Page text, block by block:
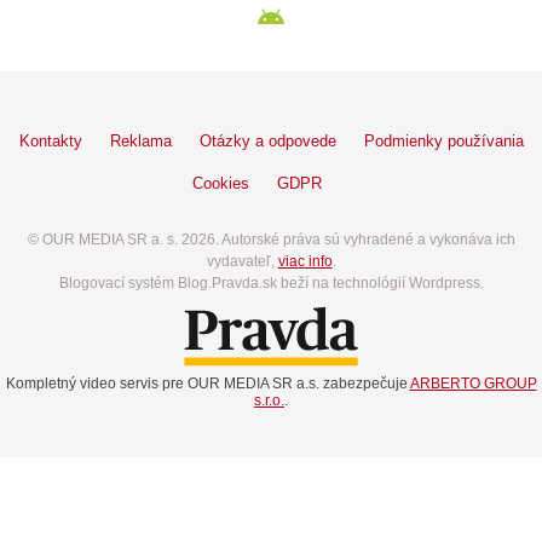
Kontakty Reklama Otázky a odpovede Podmienky používania
Cookies GDPR
© OUR MEDIA SR a. s. 2026. Autorské práva sú vyhradené a vykonáva ich
vydavateľ, viac info.
Blogovací systém Blog.Pravda.sk beží na technológií Wordpress.
Kompletný video servis pre OUR MEDIA SR a.s. zabezpečuje ARBERTO GROUP
s.r.o..